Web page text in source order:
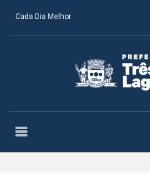
Cada Dia Melhor